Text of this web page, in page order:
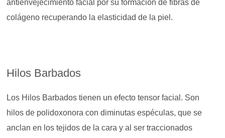
antienvejecimiento facial por su formación de fibras de
colágeno recuperando la elasticidad de la piel.
Hilos Barbados
Los Hilos Barbados tienen un efecto tensor facial. Son
hilos de polidoxonora con diminutas espéculas, que se
anclan en los tejidos de la cara y al ser traccionados